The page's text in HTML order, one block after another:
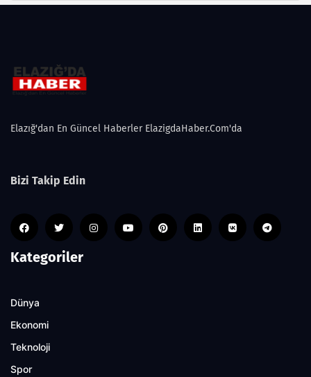
Elazığ'dan En Güncel Haberler ElazigdaHaber.Com'da
Bizi Takip Edin
Kategoriler
Dünya
Ekonomi
Teknoloji
Spor